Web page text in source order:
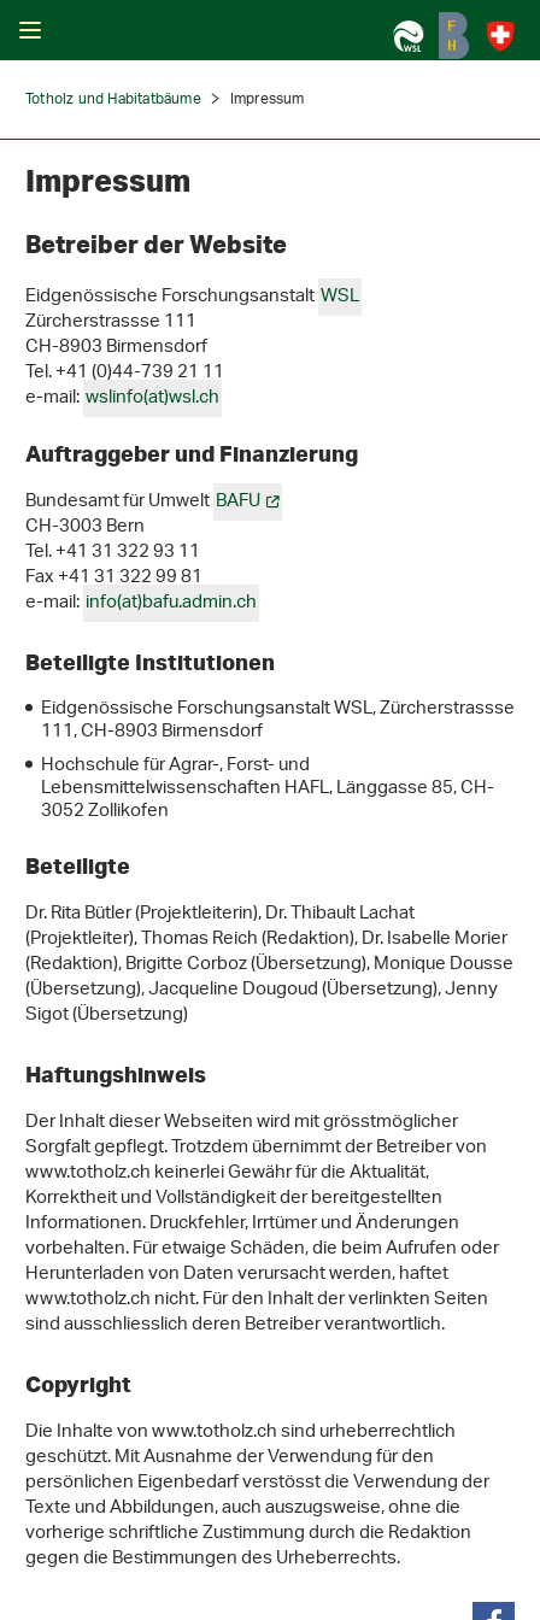
Totholz und Habitatbäume Impressum
Impressum
Betreiber der Website
Eidgenössische ForschungsanstaltWSL
Zürcherstrassse 111
CH-8903 Birmensdorf
Tel. +41 (0)44-739 21 11
e-mail:wslinfo(at)wsl.ch
Auftraggeber und Finanzierung
Bundesamt für UmweltBAFU
CH-3003 Bern
Tel. +41 31 322 93 11
Fax +41 31 322 99 81
e-mail:info(at)bafu.admin.ch
Beteiligte Institutionen
Eidgenössische Forschungsanstalt WSL, Zürcherstrassse
111, CH-8903 Birmensdorf
Hochschule für Agrar-, Forst- und
Lebensmittelwissenschaften HAFL, Länggasse 85, CH-
3052 Zollikofen
Beteiligte
Dr. Rita Bütler (Projektleiterin), Dr. Thibault Lachat
(Projektleiter), Thomas Reich (Redaktion), Dr. Isabelle Morier
(Redaktion), Brigitte Corboz (Übersetzung), Monique Dousse
(Übersetzung), Jacqueline Dougoud (Übersetzung), Jenny
Sigot (Übersetzung)
Haftungshinweis
Der Inhalt dieser Webseiten wird mit grösstmöglicher
Sorgfalt gepflegt. Trotzdem übernimmt der Betreiber von
www.totholz.ch keinerlei Gewähr für die Aktualität,
Korrektheit und Vollständigkeit der bereitgestellten
Informationen. Druckfehler, Irrtümer und Änderungen
vorbehalten. Für etwaige Schäden, die beim Aufrufen oder
Herunterladen von Daten verursacht werden, haftet
www.totholz.ch nicht. Für den Inhalt der verlinkten Seiten
sind ausschliesslich deren Betreiber verantwortlich.
Copyright
Die Inhalte von www.totholz.ch sind urheberrechtlich
geschützt. Mit Ausnahme der Verwendung für den
persönlichen Eigenbedarf verstösst die Verwendung der
Texte und Abbildungen, auch auszugsweise, ohne die
vorherige schriftliche Zustimmung durch die Redaktion
gegen die Bestimmungen des Urheberrechts.